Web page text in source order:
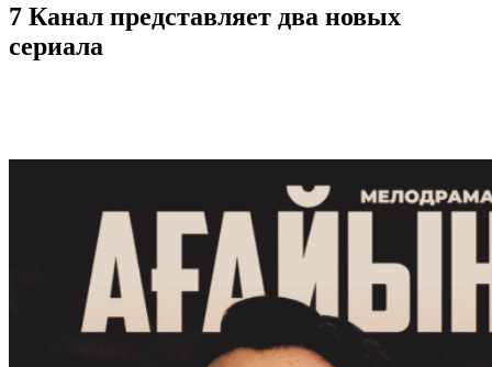
7 Канал представляет два новых
сериала